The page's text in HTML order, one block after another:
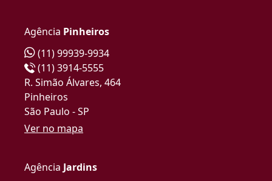
Agência Pinheiros
(11) 99939-9934
(11) 3914-5555
R. Simão Álvares, 464
Pinheiros
São Paulo - SP
Ver no mapa
Agência Jardins